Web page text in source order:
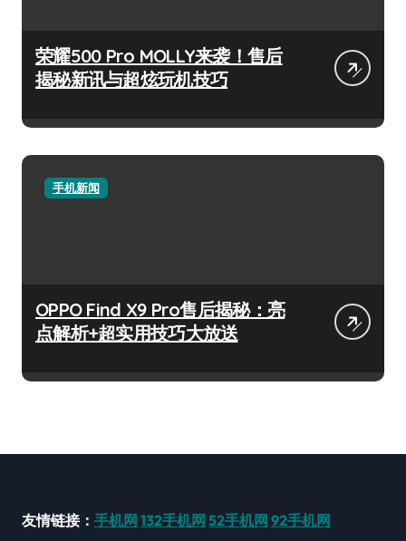
荣耀500 Pro MOLLY来袭！售后
揭秘新讯与超炫玩机技巧
手机新闻
OPPO Find X9 Pro售后揭秘：亮
点解析+超实用技巧大放送
友情链接： 手机网 132手机网 52手机网 92手机网